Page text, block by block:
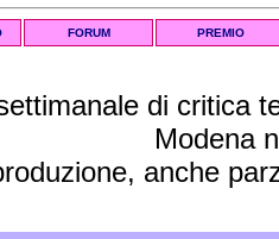
FORUM PREMIO
di critica
Modena
anche